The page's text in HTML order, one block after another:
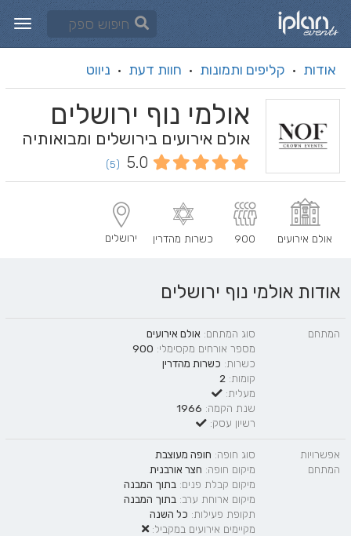
אודות · קליפים ותמונות · חוות דעת · ניווט
אולמי נוף ירושלים
אולם אירועים בירושלים ומבואותיה
5.0
(5)
אולם אירועים 900 כשרות מהדרין ירושלים
אודות אולמי נוף ירושלים
המתחם סוג המתחם: אולם אירועים
מספר אורחים מקסימלי: 900
כשרות: כשרות מהדרין
קומות: 2
מעלית:
שנת הקמה: 1966
רשיון עסק:
אפשרויות
המתחם
סוג חופה: חופה מעוצבת
מיקום חופה: חצר אורבנית
מיקום קבלת פנים: בתוך המבנה
מיקום ארוחת ערב: בתוך המבנה
תקופת פעילות: כל השנה
מקיימים אירועים במקביל: